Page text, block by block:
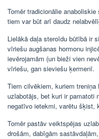
Tomēr tradicionālie
tiem var būt arī daudz
Lielākā daļa steroīdu būtībā ir
vīriešu augšanas hormonu
ievērojamām (un bieži vien
vīriešu, gan sieviešu ķermenī.
Tiem cilvēkiem, kuriem
uzlabotājs, bet kuri ir pamatoti
negatīvo ietekmi, varētu šķist,
Tomēr pastāv veiktspējas
drošām, dabīgām